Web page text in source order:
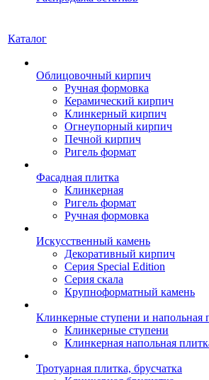
Каталог
Облицовочный кирпич
Ручная формовка
Керамический кирпич
Клинкерный кирпич
Огнеупорный кирпич
Печной кирпич
Ригель формат
Фасадная плитка
Клинкерная
Ригель формат
Ручная формовка
Искусственный камень
Декоративный кирпич
Серия Special Edition
Серия скала
Крупноформатный камень
Клинкерные ступени и напольная
Клинкерные ступени
Клинкерная напольная
Тротуарная плитка, брусчатка